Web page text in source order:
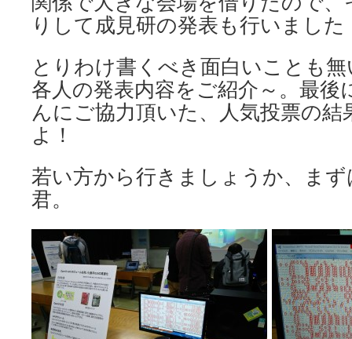
りして成見研の発表も行いました
とりわけ書くべき面白いことも
各人の発表内容をご紹介～。最後
んにご協力頂いた、人気投票の
よ！
若い方から行きましょうか、ま
君。